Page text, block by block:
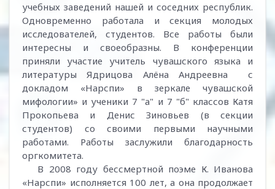
учебных заведений нашей и соседних республик.
Одновременно работала и секция молодых
исследователей, студентов. Все работы были
интересны и своеобразны. В конференции
приняли участие учитель чувашского языка и
литературы Ядрицова Алёна Андреевна с
докладом «Нарспи» в зеркале чувашской
мифологии» и ученики 7 "а" и 7 "б" классов Катя
Прокопьева и Денис Зиновьев (в секции
студентов) со своими первыми научными
работами. Работы заслужили благодарность
оргкомитета.
В 2008 году бессмертной поэме К. Иванова
«Нарспи» исполняется 100 лет, а она продолжает